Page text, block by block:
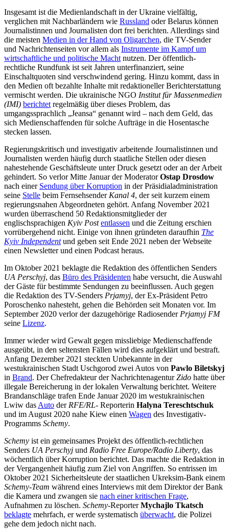
Insgesamt ist die Medienlandschaft in der Ukraine vielfältig,
verglichen mit Nachbarländern wie Russland oder Belarus können
Journalistinnen und Journalisten dort frei berichten. Allerdings sind
die meisten Medien in der Hand von Oligarchen, die TV-Sender
und Nachrichtenseiten vor allem als Instrumente im Kampf um
wirtschaftliche und politische Macht nutzen. Der öffentlich-
rechtliche Rundfunk ist seit Jahren unterfinanziert, seine
Einschaltquoten sind verschwindend gering. Hinzu kommt, dass in
den Medien oft bezahlte Inhalte mit redaktioneller Berichterstattung
vermischt werden. Die ukrainische NGO Institut für Massenmedien
(IMI) berichtet regelmäßig über dieses Problem, das
umgangssprachlich „Jeansa“ genannt wird – nach dem Geld, das
sich Medienschaffenden für solche Aufträge in die Hosentasche
stecken lassen.
Regierungskritisch und investigativ arbeitende Journalistinnen und
Journalisten werden häufig durch staatliche Stellen oder diesen
nahestehende Geschäftsleute unter Druck gesetzt oder an der Arbeit
gehindert. So verlor Mitte Januar der ModeratorOstap Drosdow
nach einer Sendung über Korruption in der Präsidialadministration
seine Stelle beim Fernsehsender Kanal 4, der seit kurzem einem
regierungsnahen Abgeordneten gehört. Anfang November 2021
wurden überraschend 50 Redaktionsmitglieder der
englischsprachigen Kyiv Post entlassen und die Zeitung erschien
vorrübergehend nicht. Einige von ihnen gründeten daraufhin The
Kyiv Independentund geben seit Ende 2021 neben der Webseite
einen Newsletter und einen Podcast heraus.
Im Oktober 2021 beklagte die Redaktion des öffentlichen Senders
UA Perschyj, das Büro des Präsidenten habe versucht, die Auswahl
der Gäste für bestimmte Sendungen zu beeinflussen. Auch gegen
die Redaktion des TV-Senders Prjamyj, der Ex-Präsident Petro
Poroschenko nahesteht, gehen die Behörden seit Monaten vor. Im
September 2020 verlor der dazugehörige Radiosender Prjamyj FM
seine Lizenz.
Immer wieder wird Gewalt gegen missliebige Medienschaffende
ausgeübt, in den seltensten Fällen wird dies aufgeklärt und bestraft.
Anfang Dezember 2021 steckten Unbekannte in der
westukrainischen Stadt Uschgorod zwei Autos von Pawlo Biletskyj
in Brand. Der Chefredakteur der NachrichtenagenturZido hatte über
illegale Bereicherung in der lokalen Verwaltung berichtet. Weitere
Brandanschläge trafen Ende Januar 2020 im westukrainischen
Lwiw das Auto der RFE/RL- Reporterin Halyna Tereschtschuk
und im August 2020 nahe Kiew einen Wagen des Investigativ-
Programms Schemy.
Schemy ist ein gemeinsames Projekt des öffentlich-rechtlichen
Senders UA Perschyj und Radio Free Europe/Radio Liberty, das
wöchentlich über Korruption berichtet. Das machte die Redaktion in
der Vergangenheit häufig zum Ziel von Angriffen. So entrissen im
Oktober 2021 Sicherheitsleute der staatlichen Ukreksim-Bank einem
Schemy-Team während eines Interviews mit dem Direktor der Bank
die Kamera und zwangen sie nach einer kritischen Frage,
Aufnahmen zu löschen. Schemy-ReporterMychajlo Tkatsch
beklagte mehrfach, er werde systematisch überwacht, die Polizei
gehe dem jedoch nicht nach.